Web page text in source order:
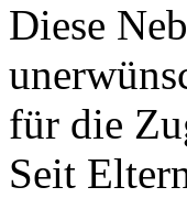
Diese
für die
Seit